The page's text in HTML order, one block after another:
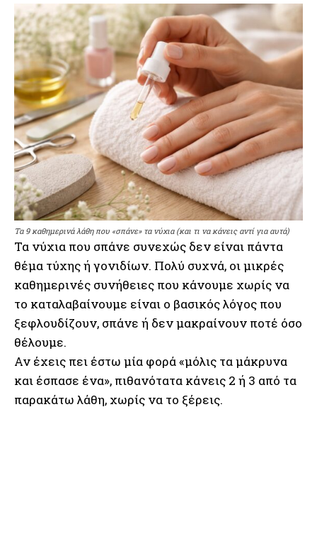
Τα 9 καθημερινά λάθη που «σπάνε» τα νύχια (και τι να κάνεις αντί για αυτά)
Τα νύχια που σπάνε συνεχώς δεν είναι πάντα
θέμα τύχης ή γονιδίων. Πολύ συχνά, οι μικρές
καθημερινές συνήθειες που κάνουμε χωρίς να
το καταλαβαίνουμε είναι ο βασικός λόγος που
ξεφλουδίζουν, σπάνε ή δεν μακραίνουν ποτέ όσο
θέλουμε.
Αν έχεις πει έστω μία φορά «μόλις τα μάκρυνα
και έσπασε ένα», πιθανότατα κάνεις 2 ή 3 από τα
παρακάτω λάθη, χωρίς να το ξέρεις.